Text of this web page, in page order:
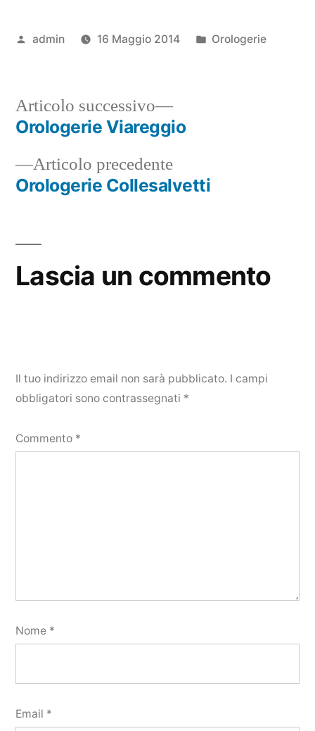
Pubblicato
admin 16 Maggio 2014
Pubblicato
Orologerie
Navigazione
articoli
Articolo precedenteArticolo
precedente:
Orologerie Collesalvetti
Articolo successivo
Articolo
successivo:
Orologerie Viareggio
Lascia un commento
Il tuo indirizzo email non sarà pubblicato. I campi
obbligatori sono contrassegnati *
Commento *
Nome *
Email *